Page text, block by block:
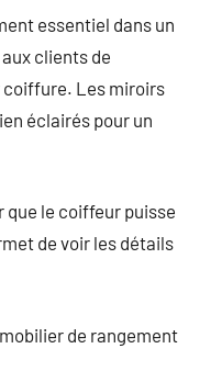
essentiel dans un
clients de
Les miroirs
éclairés pour un
que le coiffeur puisse
de voir les détails
de rangement